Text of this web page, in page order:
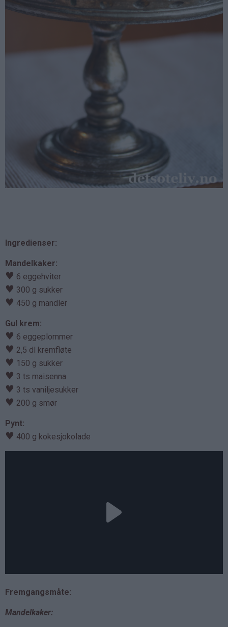
Ingredienser:
Mandelkaker:
♥ 6 eggehviter
♥ 300 g sukker
♥ 450 g mandler
Gul krem:
♥ 6 eggeplommer
♥ 2,5 dl kremfløte
♥ 150 g sukker
♥ 3 ts maisenna
♥ 3 ts vaniljesukker
♥ 200 g smør
Pynt:
♥ 400 g kokesjokolade
Fremgangsmåte:
Mandelkaker: